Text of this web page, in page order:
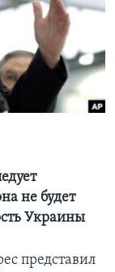
не будет
Украины
представил